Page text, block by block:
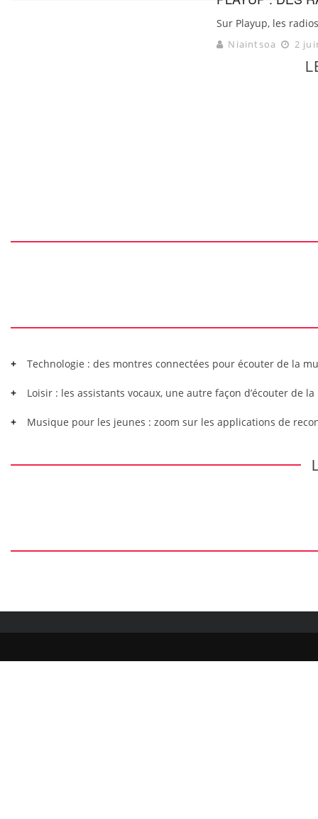
Sur Playup, les
Niaintsoa 2
Technologie : des montres connectées pour écouter de la
Loisir : les assistants vocaux, une autre façon d’écouter de
Musique pour les jeunes : zoom sur les applications de